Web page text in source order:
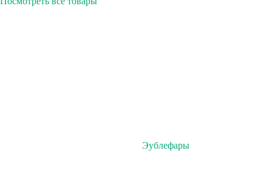
Эублефары